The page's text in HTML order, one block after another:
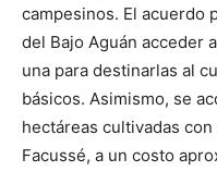
campesinos. El acuerdo
del Bajo Aguán acceder
una para destinarlas al
básicos. Asimismo, se
hectáreas cultivadas
Facussé, a un costo